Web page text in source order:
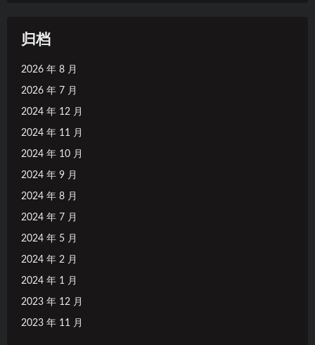
归档
2026 年 8 月
2026 年 7 月
2024 年 12 月
2024 年 11 月
2024 年 10 月
2024 年 9 月
2024 年 8 月
2024 年 7 月
2024 年 5 月
2024 年 2 月
2024 年 1 月
2023 年 12 月
2023 年 11 月